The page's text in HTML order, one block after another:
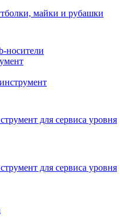
майки и рубашки
носители
для сервиса уровня
для сервиса уровня